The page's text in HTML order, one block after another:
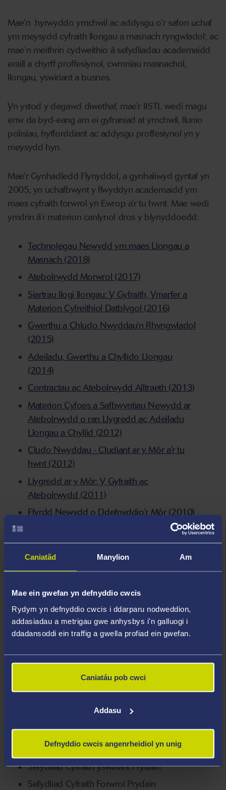
Caniatâd Manylion Am
Mae ein gwefan yn defnyddio cwcis
Rydym yn defnyddio cwcis i ddarparu nodweddion,
addasiadau a metrigau gwe anhysbys i'n galluogi i
ddadansoddi ein traffig a gwella profiad ein gwefan.
Caniatáu pob cwci
Addasu
Defnyddio cwcis angenrheidiol yn unig
Mae'n hyrwyddo ymchwil ac addysgu o'r safon uchaf
ym meysydd cyfraith llongau a masnach ryngwladol; ac
mae’n meithrin cydweithio â sefydliadau academaidd
eraill a chyrff proffesiynol, cwmnïau masnachol,
llongau, yswiriant a busnes.
Yn ystod y degawd diwethaf, mae'r IISTL wedi magu
enw da byd-eang am ei gyfraniad at ymchwil, llunio
polisïau, hyfforddiant ac addysgu proffesiynol yn y
meysydd hyn.
Mae'r Gynhadledd Flynyddol, a gynhaliwyd gyntaf yn
2005, yn uchafbwynt y flwyddyn academaidd ym
maes cyfraith forwrol yn Ewrop a'r tu hwnt. Mae wedi
ymdrin â'r materion canlynol dros y blynyddoedd:
Technolegau Newydd ym maes Llongau a
Masnach (2018)
Atebolrwydd Morwrol (2017)
Siartrau llogi llongau: Y Gyfraith, Ymarfer a
Materion Cyfreithiol Datblygol (2016)
Gwerthu a Chludo Nwyddau'n Rhyngwladol
(2015)
Adeiladu, Gwerthu a Chyllido Llongau
(2014)
Contractau ac Atebolrwydd Alltraeth (2013)
Materion Cyfoes a Safbwyntiau Newydd ar
Atebolrwydd o ran Llygredd ac Adeiladu
Llongau a Chyllid (2012)
Cludo Nwyddau - Cludiant ar y Môr a'r tu
hwnt (2012)
Llygredd ar y Môr: Y Gyfraith ac
Atebolrwydd (2011)
Ffyrdd Newydd o Ddefnyddio'r Môr (2010)
Y Chweched Gynhadledd Ewropeaidd ar
Ymchwil i Gyfraith Forwrol (2010)
Rheolau Rotterdam (2009)
(2008)
Siartrau Llogi Llongau am Gyfnod Amser
(2007)
Atebolrwydd Morwrol (2006)
Yswiriant Morol (2005)
Mae gan yr IISTL gysylltiadau agos â sefydliadau
morwrol a rhyngwladol blaenllaw, gan gynnwys
canolfannau ymchwil morwrol yn Dalian, Oslo,
Sefydliad Morwrol Rhyngwladol
Sefydliad Cyfraith Yswiriant Prydain
Sefydliad Cyfraith Forwrol Prydain